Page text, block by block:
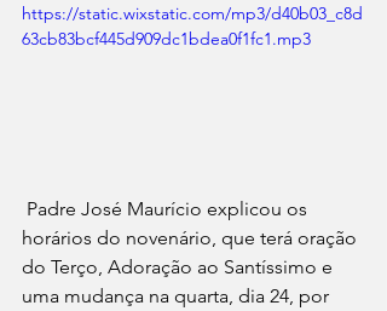
https://static.wixstatic.com/mp3/d40b03_c8d
63cb83bcf445d909dc1bdea0f1fc1.mp3
horários do novenário, que terá oração
do Terço, Adoração ao Santíssimo e
uma mudança na quarta, dia 24, por